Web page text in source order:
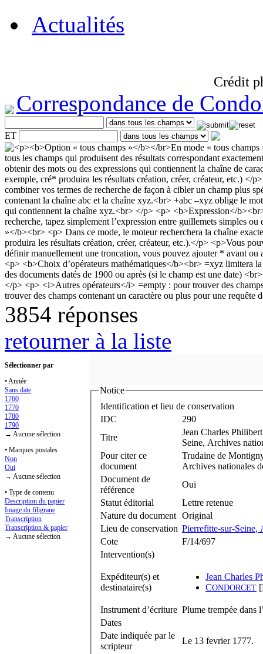
Actualités
Crédit
Correspondance de
ET
3854 réponses
retourner à la liste
Sélectionner par
• Année
Sans date
1760
1770
1780
1790
→ Aucune sélection
• Marques postales
Non
Oui
→ Aucune sélection
• Type de contenu
Description du papier
Image du filigrane
Transcription
Transcription & papier
→ Aucune sélection
Notice
Identification et lieu de conservation
IDC
290
Titre
Jean Charles
Seine, Archives
Pour citer ce
document
Trudaine de
Archives nationales
Document de
référence
Oui
Statut éditorial
Lettre retenue
Nature du document Original
Lieu de conservation Pierrefitte-sur-Seine,
Cote
F/14/697
Intervention(s)
Expéditeur(s) et
destinataire(s)
Jean Charles
CONDORCET
Instrument d’écriture Plume trempée dans
Dates
Date indiquée par le
scripteur
Le 13 fevrier 1777.